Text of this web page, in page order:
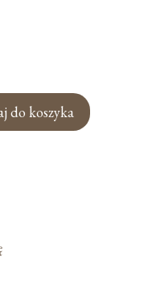
do koszyka